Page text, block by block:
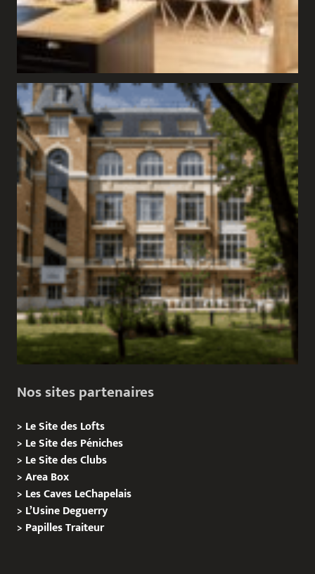
Nos sites partenaires
> Le Site des Lofts
> Le Site des Péniches
> Le Site des Clubs
>Area Box
> Les Caves LeChapelais
> L’Usine Deguerry
> PapillesTraiteur